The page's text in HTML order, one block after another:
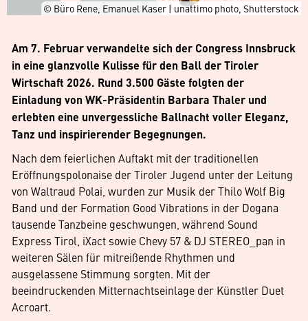
© Büro Rene, Emanuel Kaser | unattimo photo, Shutterstock
Am 7. Februar verwandelte sich der Congress Innsbruck
in eine glanzvolle Kulisse für den Ball der Tiroler
Wirtschaft 2026. Rund 3.500 Gäste folgten der
Einladung von WK-Präsidentin Barbara Thaler und
erlebten eine unvergessliche Ballnacht voller Eleganz,
Tanz und inspirierender Begegnungen.
Nach dem feierlichen Auftakt mit der traditionellen
Eröffnungspolonaise der Tiroler Jugend unter der Leitung
von Waltraud Polai, wurden zur Musik der Thilo Wolf Big
Band und der Formation Good Vibrations in der Dogana
tausende Tanzbeine geschwungen, während Sound
Express Tirol, iXact sowie Chevy 57 & DJ STEREO_pan in
weiteren Sälen für mitreißende Rhythmen und
ausgelassene Stimmung sorgten. Mit der
beeindruckenden Mitternachtseinlage der Künstler Duet
Acroart.